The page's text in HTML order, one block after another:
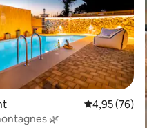
de 51 commentaires :
Évaluation
4,95 (76)
🌿